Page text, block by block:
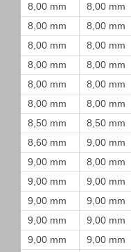
8,00 mm
8,00 mm
8,00 mm
8,00 mm
8,00 mm
8,00 mm
8,00 mm
8,00 mm
8,00 mm
8,00 mm
8,00 mm
8,00 mm
8,50 mm
8,50 mm
8,60 mm
9,00 mm
9,00 mm
8,00 mm
9,00 mm
9,00 mm
9,00 mm
9,00 mm
9,00 mm
9,00 mm
9,00 mm
9,00 mm